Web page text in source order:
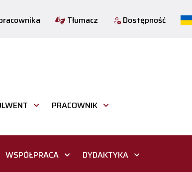
Tłumacz Dostępność
PRACOWNIK
WSPÓŁPRACA DYDAKTYKA